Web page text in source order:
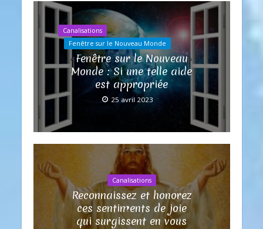
Canalisations
Fenêtre sur le Nouveau Monde
Fenêtre sur le Nouveau
Monde : Si une telle aide
est appropriée
25 avril 2023
Canalisations
Reconnaissez et honorez
ces sentiments de joie
qui surgissent en vous